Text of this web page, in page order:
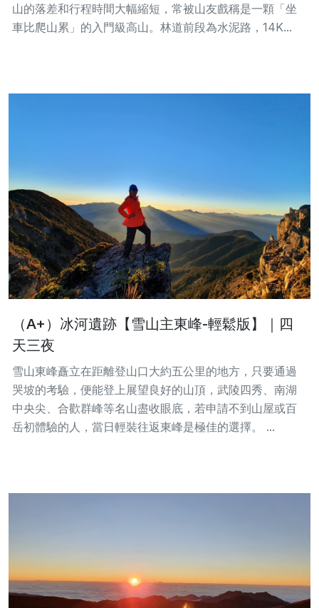
山的落差和行程時間大幅縮短，常被山友戲稱是一顆「坐
車比爬山累」的入門級高山。林道前段為水泥路，14K...
（A+）冰河遺跡【雪山主東峰-輕鬆版】｜四
天三夜
雪山東峰矗立在距離登山口大約五公里的地方，只要通過
哭坡的考驗，便能登上展望良好的山頂，武陵四秀、南湖
中央尖、合歡群峰等名山盡收眼底，若申請不到山屋或百
岳初體驗的人，當日輕裝往返東峰是極佳的選擇。 ...